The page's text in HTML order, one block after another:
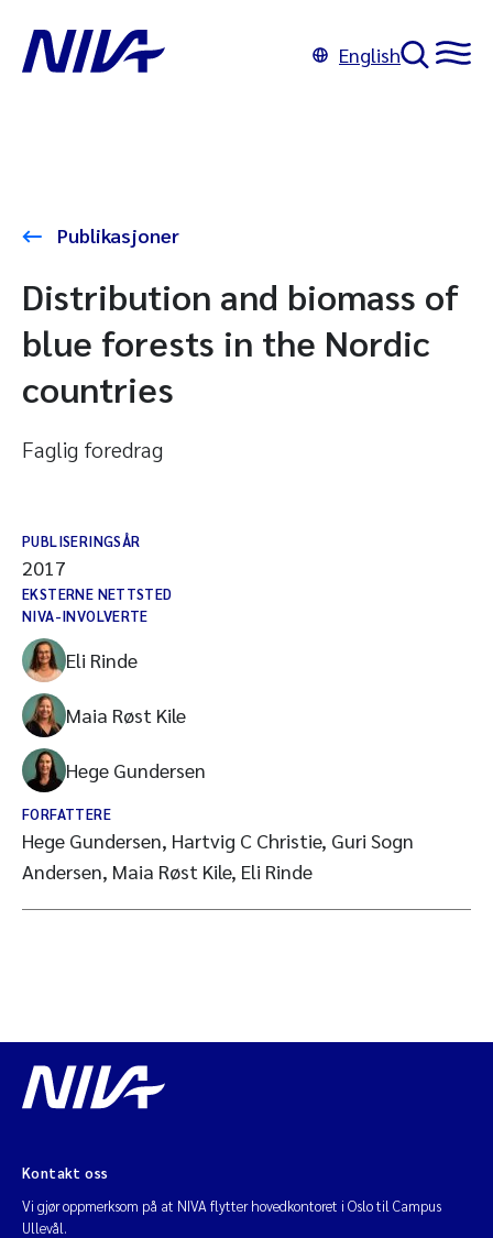
English
Publikasjoner
Distribution and biomass of
blue forests in the Nordic
countries
Faglig foredrag
PUBLISERINGSÅR
2017
EKSTERNE NETTSTED
NIVA-INVOLVERTE
Eli Rinde
Maia Røst Kile
Hege Gundersen
FORFATTERE
Hege Gundersen, Hartvig C Christie, Guri Sogn
Andersen, Maia Røst Kile, Eli Rinde
Kontakt oss
Vi gjør oppmerksom på at NIVA flytter hovedkontoret i Oslo til Campus
Ullevål.